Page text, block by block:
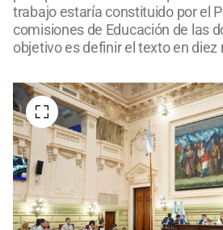
trabajo estaría constituido por el
comisiones de Educación de las
objetivo es definir el texto en diez